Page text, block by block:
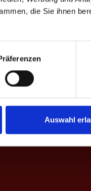
die Sie ihnen
Auswahl
6:10 | 10:9 | 10:7 | 9:10 |